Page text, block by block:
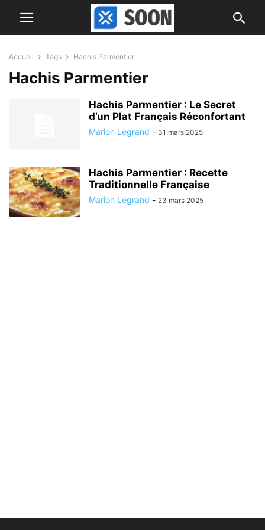
Accueil Tags Hachis Parmentier
Hachis Parmentier
Hachis Parmentier : Le Secret
d’un Plat Français Réconfortant
Marion Legrand - 31 mars 2025
Hachis Parmentier : Recette
Traditionnelle Française
Marion Legrand - 23 mars 2025